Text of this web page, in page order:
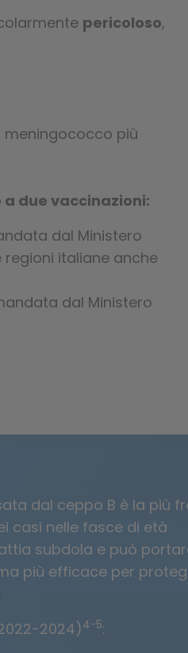
pericoloso,
meningococco più
due vaccinazioni:
dal Ministero
italiane anche
dal Ministero
dal ceppo B è la più
casi nelle fasce di età
subdola e può
più efficace per
2024)4-5: